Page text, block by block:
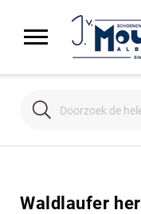
Search
Waldlaufer